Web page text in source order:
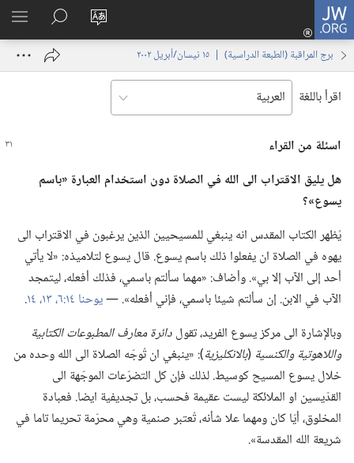
JW.ORG
تغيير
الموقع
تسجيل
الدخول
نافذة
البحث
في
JW.‎ORG
برج المراقبة (‏الطبعة الدراسية)‏ | ‏‎١٥‏ ‏‎نيسان/أبريل‏ ‎٢٠٠٢
اقرأ باللغة
اسئلة من القراء
هل يليق الاقتراب الى الله في الصلاة دون استخدام العبارة «باسم
يسوع»؟‏
يُظهر الكتاب المقدس انه ينبغي للمسيحيين الذين يرغبون في الاقتراب الى
يهوه في الصلاة ان يفعلوا ذلك باسم يسوع.‏ قال يسوع لتلاميذه:‏ «لا يأتي
أحد إلى الآب إلا بي».‏ وأضاف:‏ «مهما سألتم باسمي،‏ فذلك أفعله،‏ ليتمجد
الآب في الابن.‏ إن سألتم شيئا باسمي،‏ فإني أفعله».‏ —‏يوحنا ١٤:‏٦،‏
‏.‏
وبالإشارة الى مركز يسوع الفريد،‏ تقولدائرة معارف المطبوعات الكتابية
واللاهوتية والكنسية ‏(‏بالانكليزية‏)‏:‏ «ينبغي ان تُوجّه الصلاة الى الله وحده من
خلال يسوع المسيح كوسيط.‏ لذلك فإن كل التضرّعات الموجّهة الى
القدّيسين او الملائكة ليست عقيمة فحسب،‏ بل تجديفية ايضا.‏ فعبادة
المخلوق،‏ أيّا كان ومهما علا شأنه،‏ تُعتبر صنمية وهي محرّمة تحريما تاما في
شريعة الله المقدسة».‏